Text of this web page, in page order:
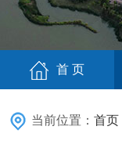
首 页
当前位置： 首页